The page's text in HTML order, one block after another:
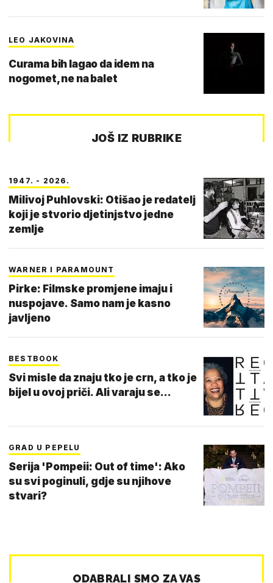
LEO JAKOVINA
Curama bih lagao da idem na
nogomet, ne na balet
JOŠ IZ RUBRIKE
1947. - 2026.
Milivoj Puhlovski: Otišao je redatelj
koji je stvorio djetinjstvo jedne
zemlje
WARNER I PARAMOUNT
Pirke: Filmske promjene imaju i
nuspojave. Samo nam je kasno
javljeno
BESTBOOK
Svi misle da znaju tko je crn, a tko je
bijel u ovoj priči. Ali varaju se...
GRAD U PEPELU
Serija 'Pompeii: Out of time': Ako
su svi poginuli, gdje su njihove
stvari?